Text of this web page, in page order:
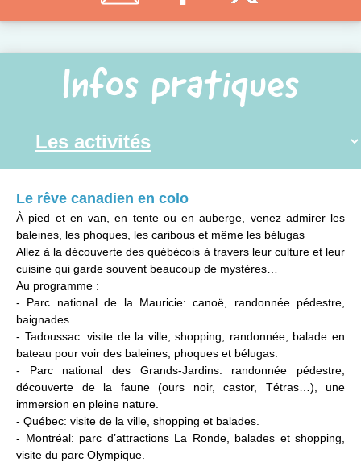
Infos pratiques
Le rêve canadien en colo
À pied et en van, en tente ou en auberge, venez admirer les
baleines, les phoques, les caribous et même les bélugas
Allez à la découverte des québécois à travers leur culture et leur
cuisine qui garde souvent beaucoup de mystères…
Au programme :
- Parc national de la Mauricie: canoë, randonnée pédestre,
baignades.
- Tadoussac: visite de la ville, shopping, randonnée, balade en
bateau pour voir des baleines, phoques et bélugas.
- Parc national des Grands-Jardins: randonnée pédestre,
découverte de la faune (ours noir, castor, Tétras…), une
immersion en pleine nature.
- Québec: visite de la ville, shopping et balades.
- Montréal: parc d’attractions La Ronde, balades et shopping,
visite du parc Olympique.